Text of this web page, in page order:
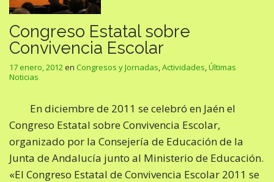
Congreso Estatal sobre
Convivencia Escolar
17 enero, 2012en Congresos y Jornadas,Actividades,Últimas
Noticias
En diciembre de 2011 se celebró en Jaén el
Congreso Estatal sobre Convivencia Escolar,
organizado por la Consejería de Educación de la
Junta de Andalucía junto al Ministerio de Educación.
«El Congreso Estatal de Convivencia Escolar 2011 se